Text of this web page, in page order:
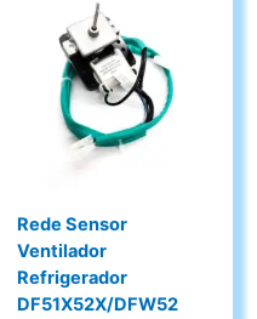
Rede Sensor
Ventilador
Refrigerador
DF51X52X/DFW52